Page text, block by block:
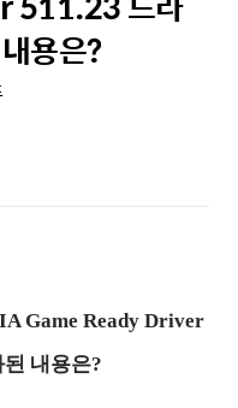
용은?
Game Ready Driver
내용은?